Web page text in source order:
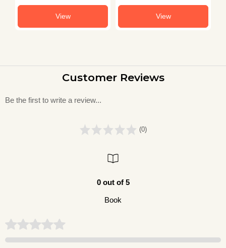
View View
Customer Reviews
Be the first to write a review...
(0)
0 out of 5
Book